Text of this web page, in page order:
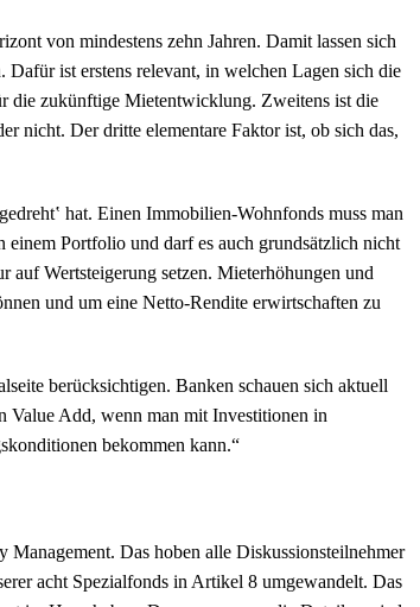
von mindestens zehn Jahren. Damit lassen sich
Dafür ist erstens relevant, in welchen Lagen sich die
die zukünftige Mietentwicklung. Zweitens ist die
nicht. Der dritte elementare Faktor ist, ob sich das,
hat. Einen Immobilien-Wohnfonds muss man
Portfolio und darf es auch grundsätzlich nicht
auf Wertsteigerung setzen. Mieterhöhungen und
und um eine Netto-Rendite erwirtschaften zu
berücksichtigen. Banken schauen sich aktuell
Value Add, wenn man mit Investitionen in
bekommen kann.“
Das hoben alle Diskussionsteilnehmer
acht Spezialfonds in Artikel 8 umgewandelt. Das